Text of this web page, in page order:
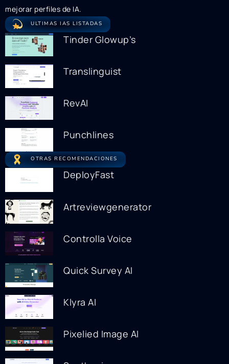
mejorar perfiles de IA.
ULTIMAS IAS LISTADAS
Tinder Glowup’s
Translinguist
RevAI
Punchlines
OTRAS RECOMENDACIONES
DeployFast
Artreviewgenerator
Controlla Voice
Quick Survey AI
Klyra AI
Pixelied Image AI